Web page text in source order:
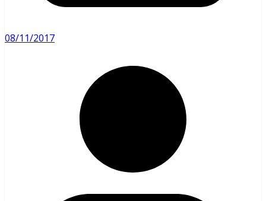
08/11/2017